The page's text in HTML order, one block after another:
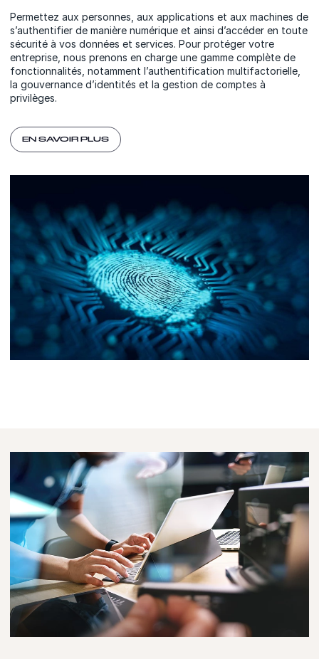
Permettez aux personnes, aux applications et aux machines de
s’authentifier de manière numérique et ainsi d’accéder en toute
sécurité à vos données et services. Pour protéger votre
entreprise, nous prenons en charge une gamme complète de
fonctionnalités, notamment l’authentification multifactorielle,
la gouvernance d’identités et la gestion de comptes à
privilèges.
EN SAVOIR PLUS